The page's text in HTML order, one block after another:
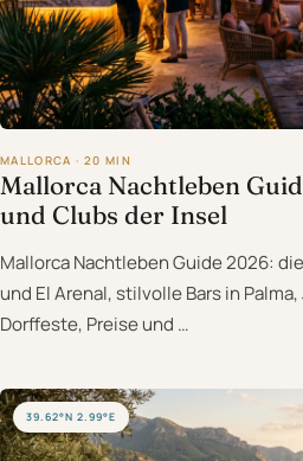
MALLORCA · 20 MIN
Mallorca Nachtleben
und Clubs der Insel
Mallorca Nachtleben Guide 2026:
und El Arenal, stilvolle Bars in
Dorffeste, Preise und …
39.62°N 2.99°E